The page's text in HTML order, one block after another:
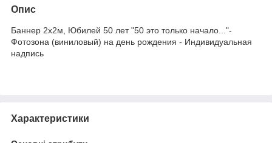
Опис
Баннер 2х2м, Юбилей 50 лет "50 это только начало..."-
Фотозона (виниловый) на день рождения - Индивидуальная
надпись
Характеристики